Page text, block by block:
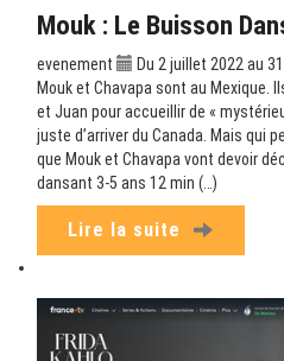
Mouk : Le Buisson
evenement
Du 2 juillet 2022 au
Mouk et Chavapa sont au Mexique.
et Juan pour accueillir de «
juste d’arriver du Canada. Mais qui
que Mouk et Chavapa vont devoir
dansant 3-5 ans 12 min (…)
Lire la suite